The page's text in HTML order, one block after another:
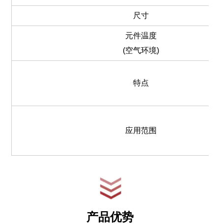
尺寸
元件温度
(空气环境)
特点
应用范围
产品优势